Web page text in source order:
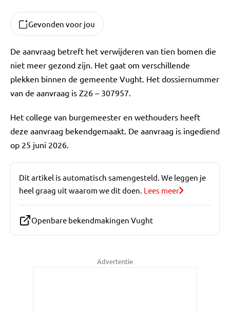
Gevonden voor jou
De aanvraag betreft het verwijderen van tien bomen die
niet meer gezond zijn. Het gaat om verschillende
plekken binnen de gemeente Vught. Het dossiernummer
van de aanvraag is Z26 – 307957.
Het college van burgemeester en wethouders heeft
deze aanvraag bekendgemaakt. De aanvraag is ingediend
op 25 juni 2026.
Dit artikel is automatisch samengesteld. We leggen je
heel graag uit waarom we dit doen. Lees meer
Openbare bekendmakingen Vught
Advertentie